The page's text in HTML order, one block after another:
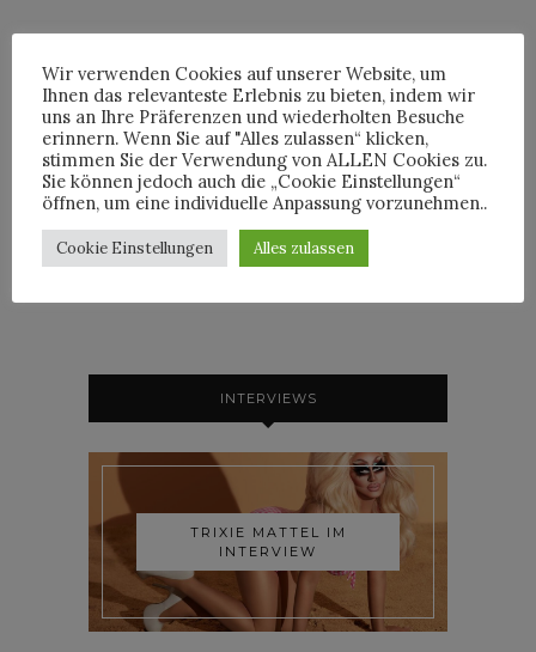
FATSHION LINKS #3 | MANGOBLÜTE
17. Dezember 2015 at 09:00
[…] Ditto bringt mit Jean Paul Gaultier eine
eigene Modekollektion heraus! Mehr Infos
gibt es hier. Ich kann es kaum erwarten! Bis
Februar müssen wir uns noch […]
INTERVIEWS
TRIXIE MATTEL IM
INTERVIEW
Wir verwenden Cookies auf unserer Website, um
Ihnen das relevanteste Erlebnis zu bieten, indem wir
uns an Ihre Präferenzen und wiederholten Besuche
erinnern. Wenn Sie auf "Alles zulassen“ klicken,
stimmen Sie der Verwendung von ALLEN Cookies zu.
Sie können jedoch auch die „Cookie Einstellungen“
öffnen, um eine individuelle Anpassung vorzunehmen..
Cookie Einstellungen Alles zulassen